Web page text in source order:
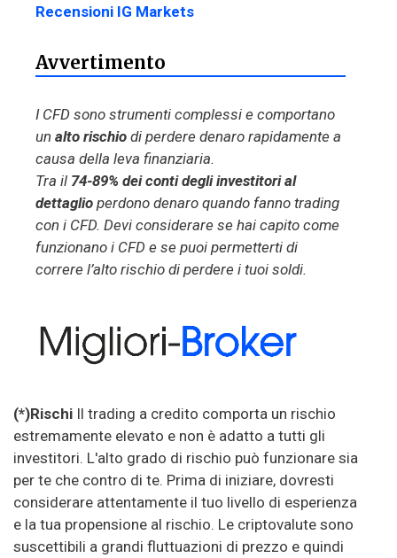
Recensioni IG Markets
Avvertimento
I CFD sono strumenti complessi e comportano
un alto rischio di perdere denaro rapidamente a
causa della leva finanziaria.
Tra il 74-89% dei conti degli investitori al
dettaglio perdono denaro quando fanno trading
con i CFD. Devi considerare se hai capito come
funzionano i CFD e se puoi permetterti di
correre l’alto rischio di perdere i tuoi soldi.
(*)Rischi Il trading a credito comporta un rischio
estremamente elevato e non è adatto a tutti gli
investitori. L'alto grado di rischio può funzionare sia
per te che contro di te. Prima di iniziare, dovresti
considerare attentamente il tuo livello di esperienza
e la tua propensione al rischio. Le criptovalute sono
suscettibili a grandi fluttuazioni di prezzo e quindi